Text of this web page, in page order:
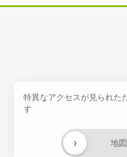
特異なアクセスが見られた
す
地
›